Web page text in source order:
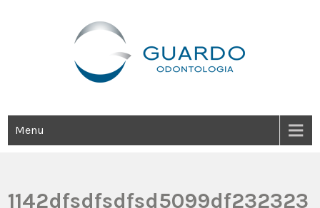
Menu
1142dfsdfsdfsd5099df232323